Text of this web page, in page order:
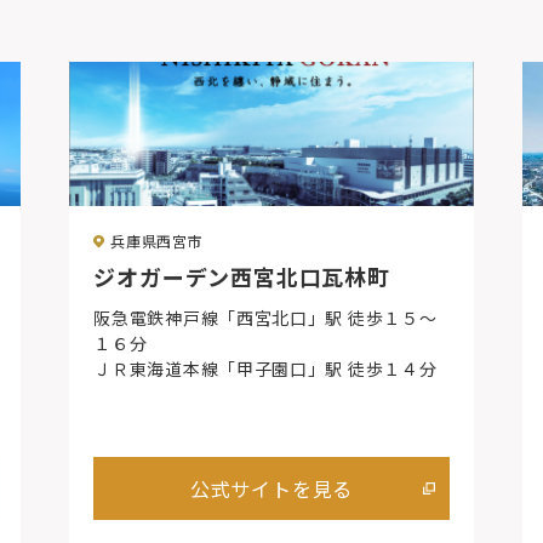
兵庫県西宮市
ジオガーデン西宮北口瓦林町
阪急電鉄神戸線「西宮北口」駅 徒歩１５～
１６分
ＪＲ東海道本線「甲子園口」駅 徒歩１４分
公式サイトを見る